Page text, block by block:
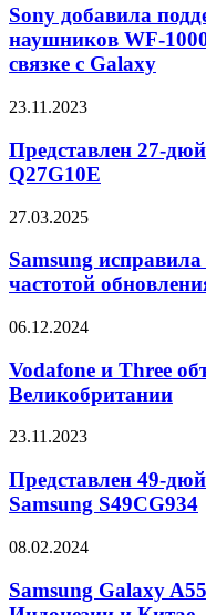
поддержку
аудиошеринга
для
наушников
1000XM5
WH-
1000XM6
связке
Galaxy
Sony добавила
наушников WF-
связке с Galaxy
Представлен
дюймовый
монитор
AOC
23.11.2023
Представлен 27-
Q27G10E
Samsung
обновлением
проблемы
с
обновления
Galaxy
Tab
27.03.2025
Samsung
частотой
Vodafone
Three
объединяются
в
06.12.2024
Vodafone и Three
Великобритании
Представлен
дюймовый
изогнутый
монитор
S49CG934
23.11.2023
Представлен 49-
Samsung S49CG934
Samsung
A55
5G
08.02.2024
Samsung Galaxy